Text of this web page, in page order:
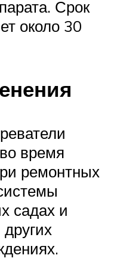
Срок
около 30
время
ремонтных
садах и